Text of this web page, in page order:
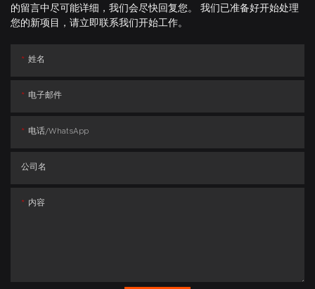
的留言中尽可能详细，我们会尽快回复您。 我们已准备好开始处理
您的新项目，请立即联系我们开始工作。
姓名
电子邮件
电话/whatsApp
公司名
内容